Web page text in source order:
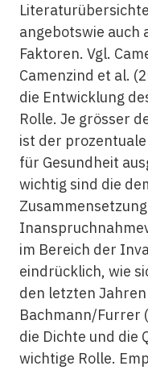
angebotswie auch
Faktoren. Vgl.
Camenzind et al.
die Entwicklung
Rolle. Je grösser
ist der
für Gesundheit
wichtig sind die
im Bereich der
eindrücklich, wie
den letzten
Bachmann/Furrer
die Dichte und die
wichtige Rolle.